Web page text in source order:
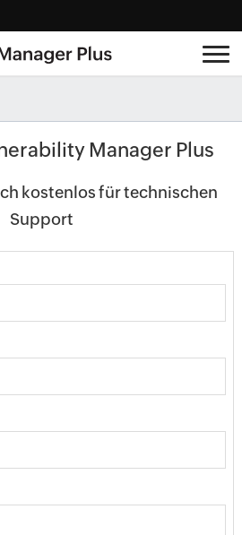
Manager Plus
kostenlos für technischen
Support